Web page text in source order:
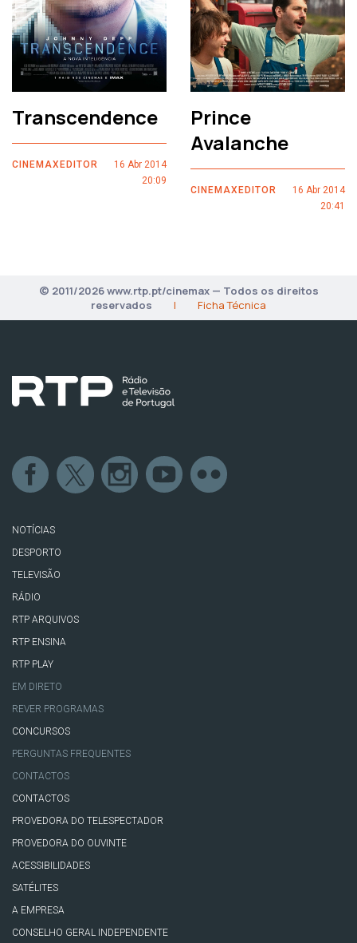
Transcendence
CINEMAXEDITOR
16 Abr 2014
20:09
Prince
Avalanche
CINEMAXEDITOR
16 Abr 2014
20:41
© 2011/2026 www.rtp.pt/cinemax — Todos os direitos
reservados
| Ficha Técnica
NOTÍCIAS
DESPORTO
TELEVISÃO
RÁDIO
RTP ARQUIVOS
RTP ENSINA
RTP PLAY
EM DIRETO
REVER PROGRAMAS
CONCURSOS
PERGUNTAS FREQUENTES
CONTACTOS
CONTACTOS
PROVEDORA DO TELESPECTADOR
PROVEDORA DO OUVINTE
ACESSIBILIDADES
SATÉLITES
A EMPRESA
CONSELHO GERAL INDEPENDENTE